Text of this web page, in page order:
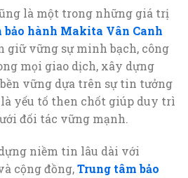
là một trong những giá trị
bảo hành Makita Vân Canh
giữ vững sự minh bạch, công
mọi giao dịch, xây dựng
vững dựa trên sự tin tưởng
yếu tố then chốt giúp duy trì
đối tác vững mạnh.
niềm tin lâu dài với
cộng đồng,Trung tâm bảo